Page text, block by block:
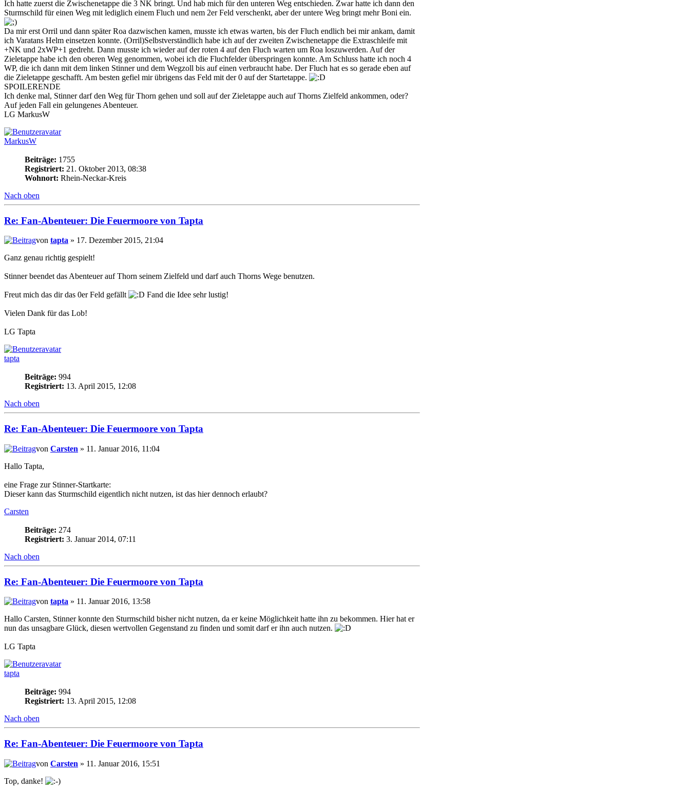
Ich hatte zuerst die Zwischenetappe die 3 NK bringt. Und hab mich für den unteren Weg entschieden. Zwar hatte ich dann den
Sturmschild für einen Weg mit lediglich einem Fluch und nem 2er Feld verschenkt, aber der untere Weg bringt mehr Boni ein.
Da mir erst Orril und dann später Roa dazwischen kamen, musste ich etwas warten, bis der Fluch endlich bei mir ankam, damit
ich Varatans Helm einsetzen konnte. (Orril)Selbstverständlich habe ich auf der zweiten Zwischenetappe die Extraschleife mit
+NK und 2xWP+1 gedreht. Dann musste ich wieder auf der roten 4 auf den Fluch warten um Roa loszuwerden. Auf der
Zieletappe habe ich den oberen Weg genommen, wobei ich die Fluchfelder überspringen konnte. Am Schluss hatte ich noch 4
WP, die ich dann mit dem linken Stinner und dem Wegzoll bis auf einen verbraucht habe. Der Fluch hat es so gerade eben auf
die Zieletappe geschafft. Am besten gefiel mir übrigens das Feld mit der 0 auf der Startetappe.
SPOILERENDE
Ich denke mal, Stinner darf den Weg für Thorn gehen und soll auf der Zieletappe auch auf Thorns Zielfeld ankommen, oder?
Auf jeden Fall ein gelungenes Abenteuer.
LG MarkusW
MarkusW
Beiträge: 1755
Registriert: 21. Oktober 2013, 08:38
Wohnort: Rhein-Neckar-Kreis
Nach oben
Re: Fan-Abenteuer: Die Feuermoore von Tapta
von tapta » 17. Dezember 2015, 21:04
Ganz genau richtig gespielt!
Stinner beendet das Abenteuer auf Thorn seinem Zielfeld und darf auch Thorns Wege benutzen.
Freut mich das dir das 0er Feld gefällt Fand die Idee sehr lustig!
Vielen Dank für das Lob!
LG Tapta
tapta
Beiträge: 994
Registriert: 13. April 2015, 12:08
Nach oben
Re: Fan-Abenteuer: Die Feuermoore von Tapta
von Carsten » 11. Januar 2016, 11:04
Hallo Tapta,
eine Frage zur Stinner-Startkarte:
Dieser kann das Sturmschild eigentlich nicht nutzen, ist das hier dennoch erlaubt?
Carsten
Beiträge: 274
Registriert: 3. Januar 2014, 07:11
Nach oben
Re: Fan-Abenteuer: Die Feuermoore von Tapta
von tapta » 11. Januar 2016, 13:58
Hallo Carsten, Stinner konnte den Sturmschild bisher nicht nutzen, da er keine Möglichkeit hatte ihn zu bekommen. Hier hat er
nun das unsagbare Glück, diesen wertvollen Gegenstand zu finden und somit darf er ihn auch nutzen.
LG Tapta
tapta
Beiträge: 994
Registriert: 13. April 2015, 12:08
Nach oben
Re: Fan-Abenteuer: Die Feuermoore von Tapta
von Carsten » 11. Januar 2016, 15:51
Top, danke!